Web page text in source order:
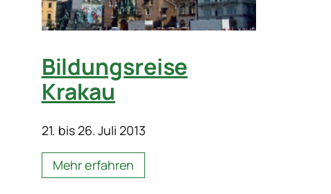
Bildungsreise
Krakau
21. bis 26. Juli 2013
Mehr erfahren